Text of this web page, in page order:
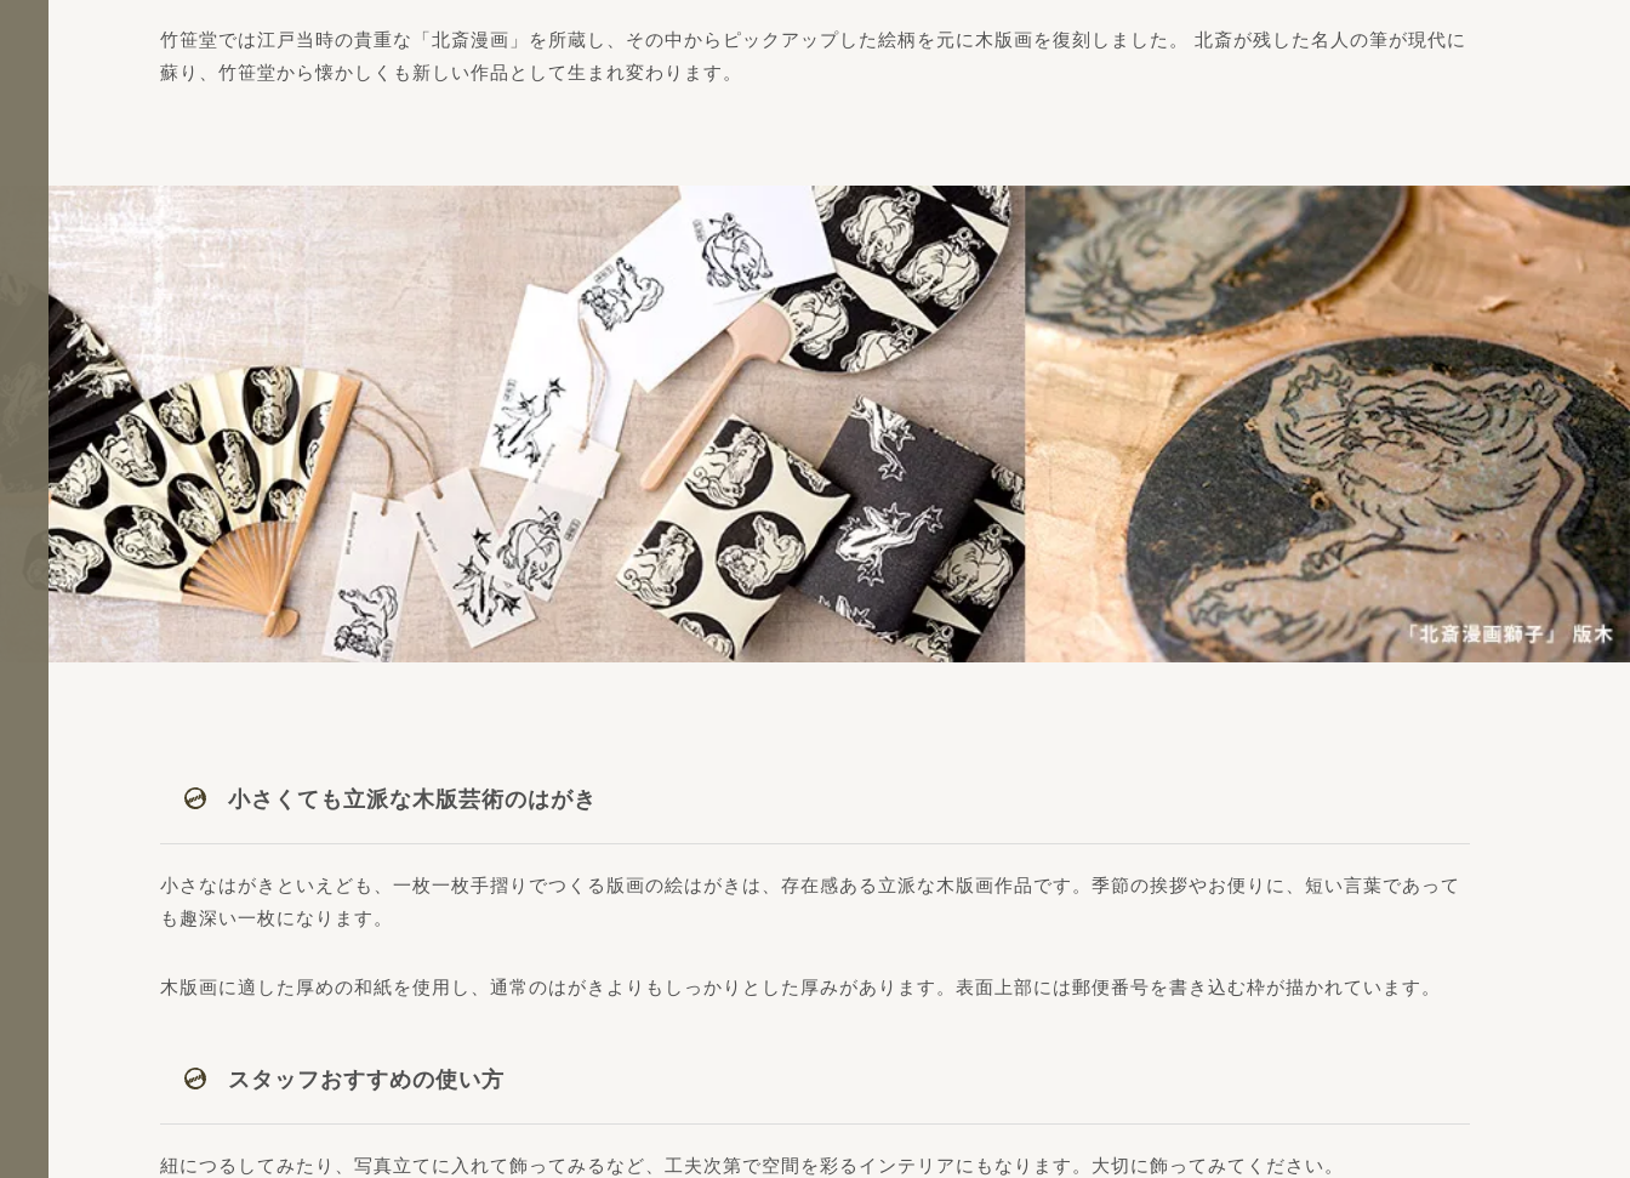
竹笹堂では江戸当時の貴重な「北斎漫画」を所蔵し、その中からピックアップした絵柄を元に木版画を復刻しました。 北斎が残した名人の筆が現代に
蘇り、竹笹堂から懐かしくも新しい作品として生まれ変わります。
小さくても立派な木版芸術のはがき
小さなはがきといえども、一枚一枚手摺りでつくる版画の絵はがきは、存在感ある立派な木版画作品です。季節の挨拶やお便りに、短い言葉であって
も趣深い一枚になります。
木版画に適した厚めの和紙を使用し、通常のはがきよりもしっかりとした厚みがあります。表面上部には郵便番号を書き込む枠が描かれています。
スタッフおすすめの使い方
紐につるしてみたり、写真立てに入れて飾ってみるなど、工夫次第で空間を彩るインテリアにもなります。大切に飾ってみてください。